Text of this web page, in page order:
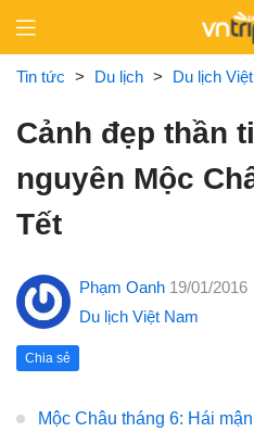
content
Tin tức > Du lịch > Du lịch
Cảnh đẹp thần
nguyên Mộc
Tết
Phạm Oanh 19/01/2016
Du lịch Việt Nam
Chia sẻ
Mộc Châu tháng 6: Hái